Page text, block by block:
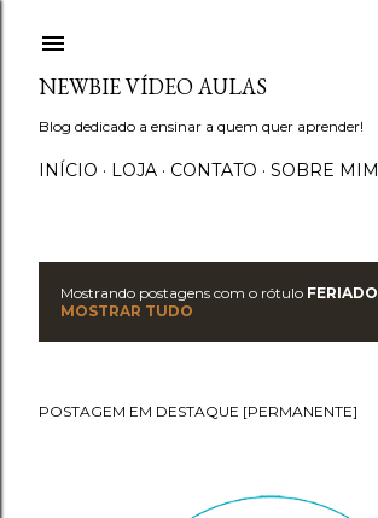
NEWBIE VÍDEO AULAS
Blog dedicado a ensinar a quem quer aprender!
INÍCIO LOJA CONTATO SOBRE MIM
s
Mostrando postagens com o rótulo FERIADO
MOSTRAR TUDO
POSTAGEM EM DESTAQUE [PERMANENTE]